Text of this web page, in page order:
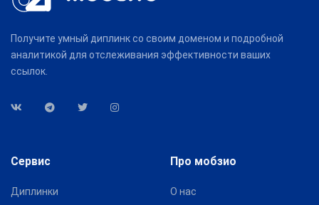
Получите умный диплинк со своим доменом и подробной
аналитикой для отслеживания эффективности ваших
ссылок.
Сервис
Диплинки
Про мобзио
О нас